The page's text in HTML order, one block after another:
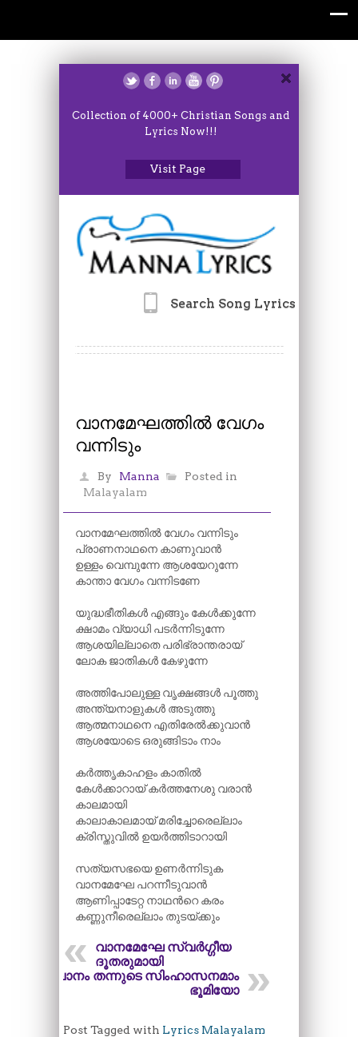
Collection of 4000+ Christian Songs and
Lyrics Now!!!
Visit Page
Search Song Lyrics
വാനമേഘത്തിൽ വേഗം
വന്നിടും
By Manna
Posted in
Malayalam
വാനമേഘത്തിൽ വേഗം വന്നിടും
പ്രാണനാഥനെ കാണുവാൻ
ഉള്ളം വെമ്പുന്നേ ആശയേറുന്നേ
കാന്താ വേഗം വന്നിടണേ
യുദ്ധഭീതികൾ എങ്ങും കേൾക്കുന്നേ
ക്ഷാമം വ്യാധി പടർന്നിടുന്നേ
ആശയില്ലാതെ പരിഭ്രാന്തരായ്
ലോക ജാതികൾ കേഴുന്നേ
അത്തിപോലുള്ള വൃക്ഷങ്ങൾ പൂത്തു
അന്ത്യനാളുകൾ അടുത്തു
ആത്മനാഥനെ എതിരേൽക്കുവാൻ
ആശയോടെ ഒരുങ്ങിടാം നാം
കർത്തൃകാഹളം കാതിൽ
കേൾക്കാറായ് കർത്തനേശു വരാൻ
കാലമായി
കാലാകാലമായ് മരിച്ചോരെല്ലാം
ക്രിസ്തുവിൽ ഉയർത്തിടാറായി
സത്യസഭയെ ഉണർന്നിടുക
വാനമേഘേ പറന്നീടുവാൻ
ആണിപ്പാടേറ്റ നാഥന്‍റെ കരം
കണ്ണുനീരെല്ലാം തുടയ്ക്കും
വാനമേഘേ സ്വർഗ്ഗ‍ീയ
ദൂതരുമായി
വാനം തന്നുടെ സിംഹാസനമാം
ഭൂമിയോ
Post Tagged with Lyrics Malayalam